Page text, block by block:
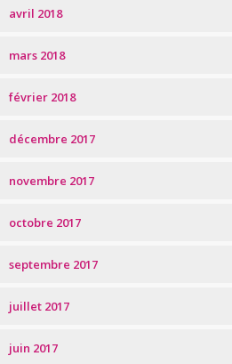
avril 2018
mars 2018
février 2018
décembre 2017
novembre 2017
octobre 2017
septembre 2017
juillet 2017
juin 2017